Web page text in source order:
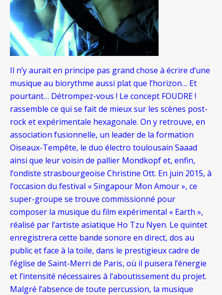
Il n’y aurait en principe pas grand chose à écrire d’une
musique au biorythme aussi plat que l’horizon… Et
pourtant… Détrompez-vous ! Le concept FOUDRE !
rassemble ce qui se fait de mieux sur les scènes post-
rock et expérimentale hexagonale. On y retrouve, en
association fusionnelle, un leader de la formation
Oiseaux-Tempête, le duo électro toulousain Saaad
ainsi que leur voisin de pallier Mondkopf et, enfin,
l’ondiste strasbourgeoise Christine Ott. En juin 2015, à
l’occasion du festival « Singapour Mon Amour », ce
super-groupe se trouve commissionné pour
composer la musique du film expérimental « Earth »,
réalisé par l’artiste asiatique Ho Tzu Nyen. Le quintet
enregistrera cette bande sonore en direct, dos au
public et face à la toile, dans le prestigieux cadre de
l’église de Saint-Merri de Paris, où il puisera l’énergie
et l’intensité nécessaires à l’aboutissement du projet.
Malgré l’absence de toute percussion, la musique